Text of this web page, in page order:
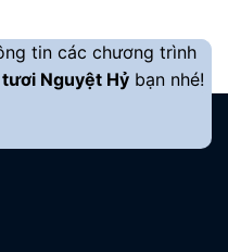
tin các chương trình
tươi Nguyệt Hỷ bạn nhé!